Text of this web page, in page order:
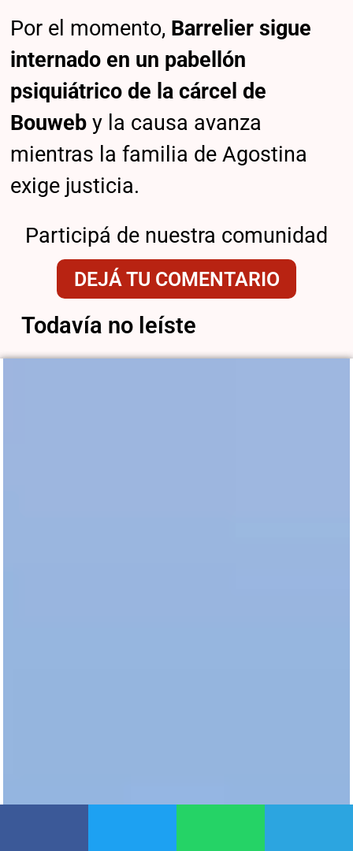
Por el momento, Barrelier sigue
internado en un pabellón
psiquiátrico de la cárcel de
Bouweby la causa avanza
mientras la familia de Agostina
exige justicia.
Participá de nuestra comunidad
DEJÁ TU COMENTARIO
Todavía no leíste